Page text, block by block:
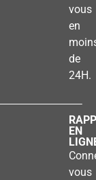
vous
en
de
24H.
EN
vous